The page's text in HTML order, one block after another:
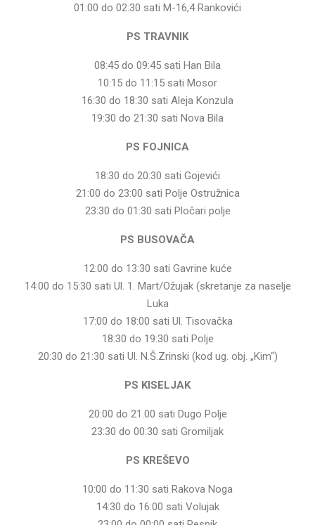
01:00 do 02:30 sati M-16,4 Rankovići
PS TRAVNIK
08:45 do 09:45 sati Han Bila
10:15 do 11:15 sati Mosor
16:30 do 18:30 sati Aleja Konzula
19:30 do 21:30 sati Nova Bila
PS FOJNICA
18:30 do 20:30 sati Gojevići
21:00 do 23:00 sati Polje Ostružnica
23:30 do 01:30 sati Pločari polje
PS BUSOVAČA
12:00 do 13:30 sati Gavrine kuće
14:00 do 15:30 sati Ul. 1. Mart/Ožujak (skretanje za naselje
Luka
17:00 do 18:00 sati Ul. Tisovačka
18:30 do 19:30 sati Polje
20:30 do 21:30 sati Ul. N.Š.Zrinski (kod ug. obj. „Kim“)
PS KISELJAK
20:00 do 21.00 sati Dugo Polje
23:30 do 00:30 sati Gromiljak
PS KREŠEVO
10:00 do 11:30 sati Rakova Noga
14:30 do 16:00 sati Volujak